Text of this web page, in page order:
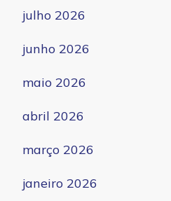
julho 2026
junho 2026
maio 2026
abril 2026
março 2026
janeiro 2026